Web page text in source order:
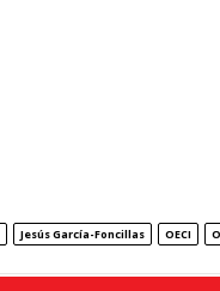
Jesús García-Foncillas OECI